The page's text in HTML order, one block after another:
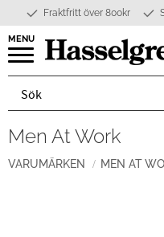
Meny
Fraktfritt över 800kr
Men At Work
VARUMÄRKEN MEN AT